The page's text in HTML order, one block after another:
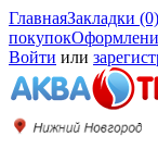
ГлавнаяЗакладки (0)
покупок
Войти или